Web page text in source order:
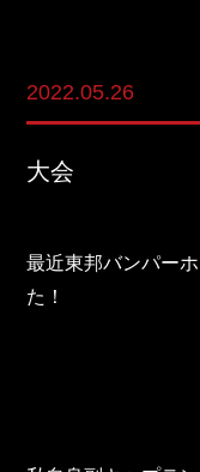
中古車販売事業
輸出入事業
新卒・キャリア採
2022.05.26
大会
最近東邦バンパー
た！